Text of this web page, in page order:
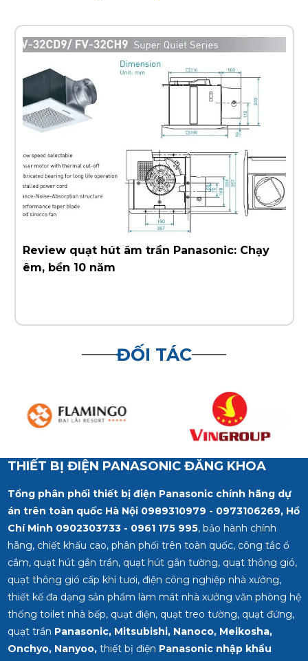
Cách chọn quạt hút mùi nhà vệ sinh
Panasonic chuẩn nhất
ĐỐI TÁC
THIẾT BỊ ĐIỆN PANASONIC ĐĂNG KHOA
Tổng phân phối thiết bị điện Panasonic chính hãng dự
án trên toàn quốc Hà Nội 0989310979 - 0973106269, Hồ
Chí Minh 0902303733 - 0961 175 995, bảo hành chính
hãng, chiết khấu cao, phân phối trên toàn quốc, công tắc ổ
cắm, quạt hút gắn trần, quạt hút gắn tường, quạt thông gió,
quạt thông gió cấp khí tươi, điện công nghiệp nhà xưởng,
thiết kế đa dạng sản phẩm làm mát nhà xưởng văn phòng hệ
thống toilet nhà bếp, quạt điện, quạt treo tường, quạt đứng,
quạt trần Panasonic, Mitsubishi, Nanoco, Meikosha,
Onchyo, Nanyoo,thiết bị điện Panasonic nhập khẩu